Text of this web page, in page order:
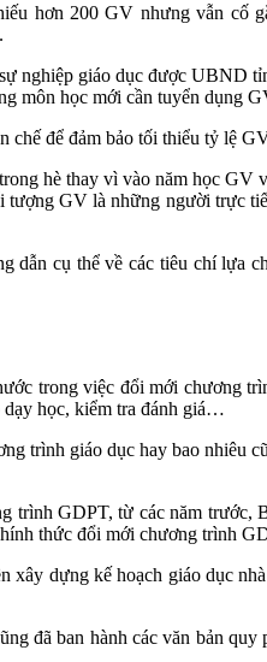
hơn 200 GV nhưng vẫn cố
nghiệp giáo dục được UBND
môn học mới cần tuyển dụng
để đảm bảo tối thiểu tỷ lệ
hè thay vì vào năm học GV
GV là những người trực
cụ thể về các tiêu chí lựa
trong việc đổi mới chương
dạy học, kiểm tra đánh giá…
trình giáo dục hay bao nhiêu
GDPT, từ các năm trước,
thức đổi mới chương trình
dựng kế hoạch giáo dục
đã ban hành các văn bản